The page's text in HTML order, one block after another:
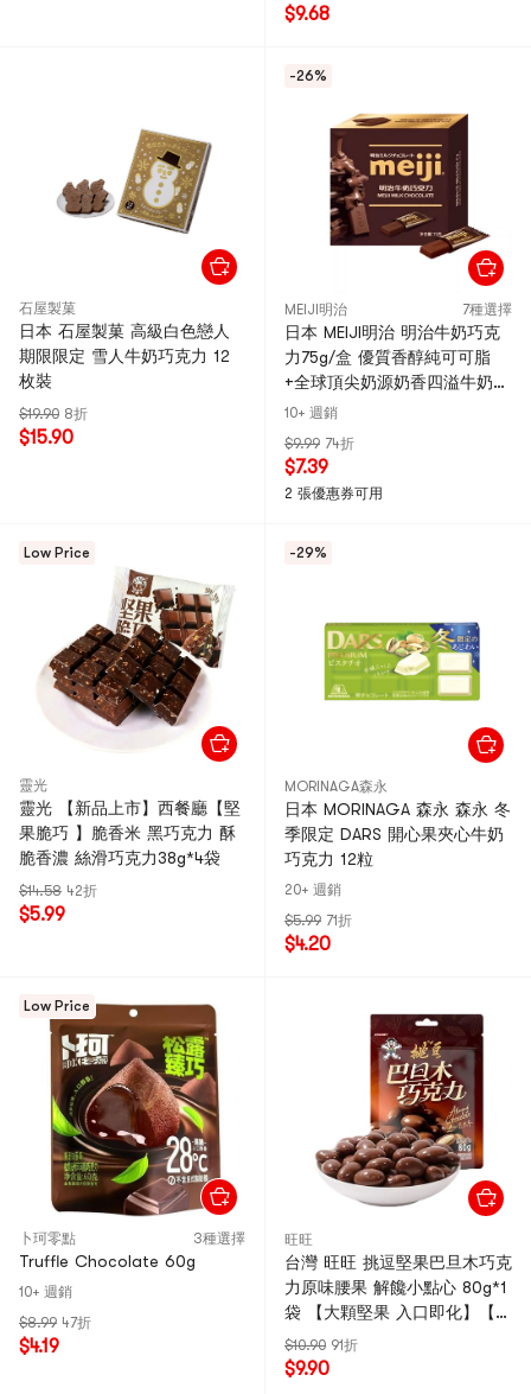
$9.68
石屋製菓
日本 石屋製菓 高級白色戀人
期限限定 雪人牛奶巧克力 12
枚裝
$19.90 8折
$15.90
-26%
MEIJI明治 7種選擇
日本 MEIJI明治 明治牛奶巧克
力75g/盒 優質香醇純可可脂
+全球頂尖奶源奶香四溢牛奶
獨立小包排塊設計辦公室分享
10+ 週銷
$9.99 74折
$7.39
2 張優惠券可用
Low Price
靈光
靈光 【新品上市】西餐廳【堅
果脆巧 】脆香米 黑巧克力 酥
脆香濃 絲滑巧克力38g*4袋
$14.58 42折
$5.99
-29%
MORINAGA森永
日本 MORINAGA 森永 森永 冬
季限定 DARS 開心果夾心牛奶
巧克力 12粒
20+ 週銷
$5.99 71折
$4.20
Low Price
卜珂零點 3種選擇
Truffle Chocolate 60g
10+ 週銷
$8.99 47折
$4.19
旺旺
台灣 旺旺 挑逗堅果巴旦木巧克
力原味腰果 解饞小點心 80g*1
袋 【大顆堅果 入口即化】【絲
滑酥脆】
$10.90 91折
$9.90